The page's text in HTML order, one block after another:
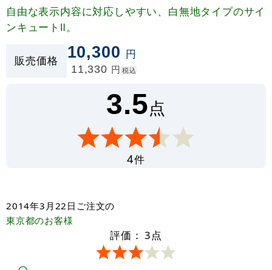
自由な表示内容に対応しやすい、白無地タイプのサイ
ンキュートⅡ。
販売価格 10,300 円
11,330 円 税込
3.5点
4件
2014年3月22日 ご注文の
東京都のお客様
評価： 3点